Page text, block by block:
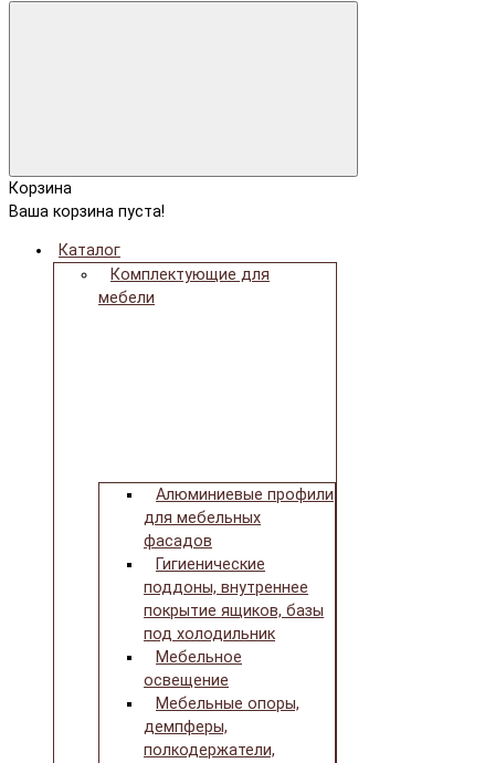
Корзина
Ваша корзина пуста!
Каталог
Комплектующие для
мебели
Алюминиевые профили
для мебельных
фасадов
Гигиенические
поддоны, внутреннее
покрытие ящиков, базы
под холодильник
Мебельное
освещение
Мебельные опоры,
демпферы,
полкодержатели,